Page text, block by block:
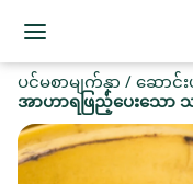
ပင်မစာမျက်နှာ /ဆောင်းပ
အာဟာရဖြည့်ပေးသော